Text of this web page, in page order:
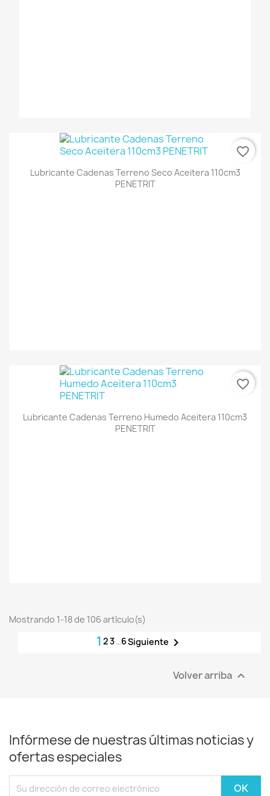
Lubricante Cadenas Terreno Seco Aceitera 110cm3
PENETRIT
favorite_border
Lubricante Cadenas Terreno Humedo Aceitera 110cm3
PENETRIT
favorite_border
Mostrando 1-18 de 106 artículo(s)
1 23…6Siguiente 
Volver arriba 
Infórmese de nuestras últimas noticias y
ofertas especiales